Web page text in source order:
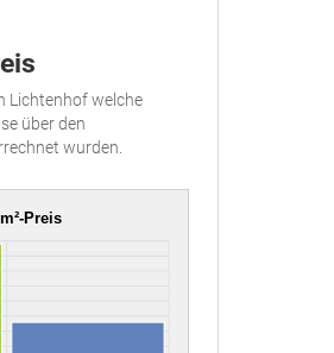
Lichtenhof welche
über den
wurden.
Preis